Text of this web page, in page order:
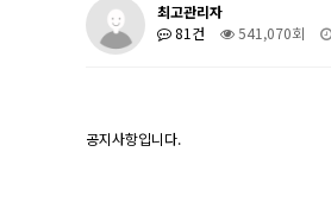
최고관리자
81건
541,070회
공지사항입니다.